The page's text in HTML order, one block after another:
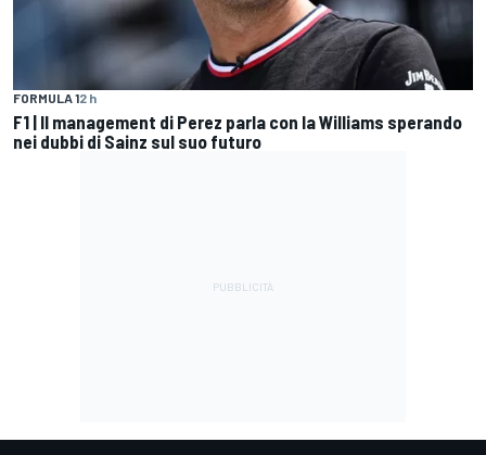
FORMULA 12 h
F1 | Il management di Perez parla con la Williams sperando
nei dubbi di Sainz sul suo futuro